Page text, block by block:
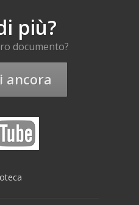
più?
documento?
ancora